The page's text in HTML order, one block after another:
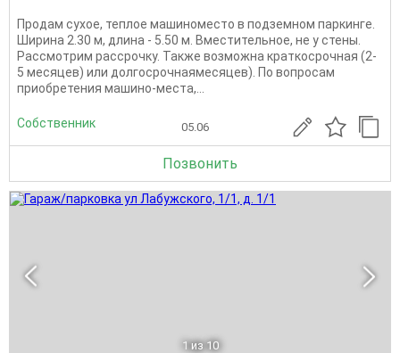
Продам сухое, теплое машиноместо в подземном паркинге.
Ширина 2.30 м, длина - 5.50 м. Вместительное, не у стены.
Рассмотрим рассрочку. Также возможна краткосрочная (2-
5 месяцев) или долгосрочнаямесяцев). По вопросам
приобретения машино-места,...
Собственник 05.06
Позвонить
1 из 10